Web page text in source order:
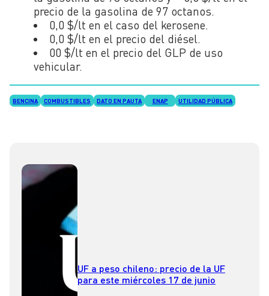
precio de la gasolina de 97 octanos.
0,0 $/lt en el caso del kerosene.
0,0 $/lt en el precio del diésel.
00 $/lt en el precio del GLP de uso
vehicular.
BENCINA COMBUSTIBLES DATO EN PAUTA ENAP UTILIDAD PÚBLICA
UF a peso chileno: precio de la UF
para este miércoles 17 de junio